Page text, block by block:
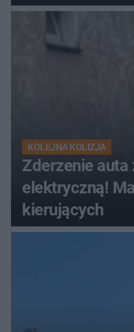
KOLEJNA KOLIZJA
Zderzenie auta
elektryczną!
kierujących